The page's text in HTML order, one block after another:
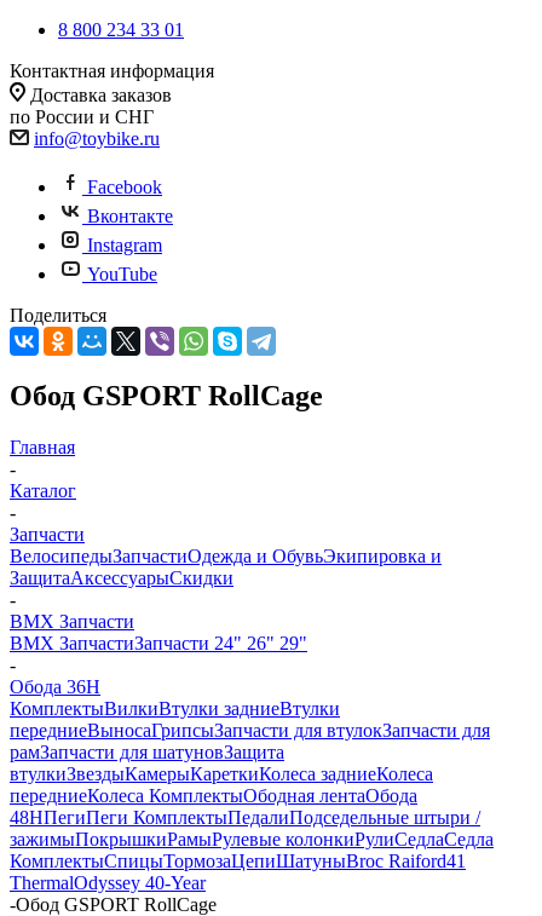
8 800 234 33 01
Контактная информация
Доставка заказов
по России и СНГ
info@toybike.ru
Facebook
Вконтакте
Instagram
YouTube
Поделиться
Обод GSPORT RollCage
Главная
-
Каталог
-
Запчасти
ВелосипедыЗапчастиОдежда и ОбувьЭкипировка и
ЗащитаАксессуарыСкидки
-
BMX Запчасти
BMX ЗапчастиЗапчасти 24" 26" 29"
-
Обода 36H
КомплектыВилкиВтулки задниеВтулки
передниеВыносаГрипсыЗапчасти для втулокЗапчасти для
рамЗапчасти для шатуновЗащита
втулкиЗвездыКамерыКареткиКолеса задниеКолеса
передниеКолеса КомплектыОбодная лентаОбода
48HПегиПеги КомплектыПедалиПодседельные штыри /
зажимыПокрышкиРамыРулевые колонкиРулиСедлаСедла
КомплектыСпицыТормозаЦепиШатуныBroc Raiford41
ThermalOdyssey 40-Year
-Обод GSPORT RollCage